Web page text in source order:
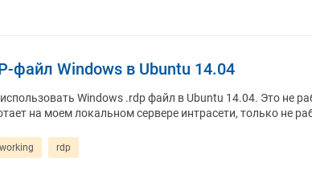
файл Windows в Ubuntu 14.04
Windows .rdp файл в Ubuntu 14.04. Это не
на моем локальном сервере интрасети, только не
rdp